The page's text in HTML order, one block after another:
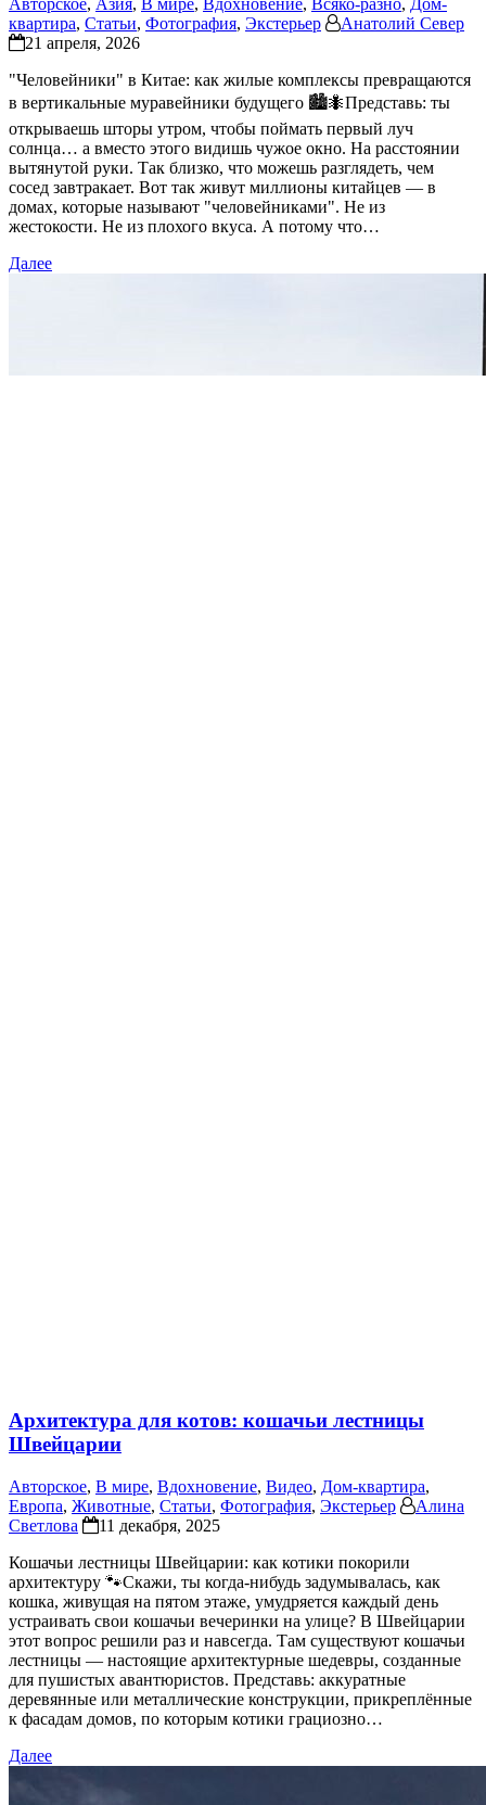
квартира, Статьи, Фотография, Экстерьер
Анатолий Север
21 апреля, 2026
"Человейники" в Китае: как жилые комплексы превращаются
в вертикальные муравейники будущего 🏙️🐜Представь: ты
открываешь шторы утром, чтобы поймать первый луч
солнца… а вместо этого видишь чужое окно. На расстоянии
вытянутой руки. Так близко, что можешь разглядеть, чем
сосед завтракает. Вот так живут миллионы китайцев — в
домах, которые называют "человейниками". Не из
жестокости. Не из плохого вкуса. А потому что…
Далее
Архитектура для котов: кошачьи лестницы
Швейцарии
Авторское, В мире, Вдохновение, Видео, Дом-квартира,
Европа, Животные, Статьи, Фотография, Экстерьер
Алина
Светлова
11 декабря, 2025
Кошачьи лестницы Швейцарии: как котики покорили
архитектуру 🐾Скажи, ты когда-нибудь задумывалась, как
кошка, живущая на пятом этаже, умудряется каждый день
устраивать свои кошачьи вечеринки на улице? В Швейцарии
этот вопрос решили раз и навсегда. Там существуют кошачьи
лестницы — настоящие архитектурные шедевры, созданные
для пушистых авантюристов. Представь: аккуратные
деревянные или металлические конструкции, прикреплённые
к фасадам домов, по которым котики грациозно…
Далее